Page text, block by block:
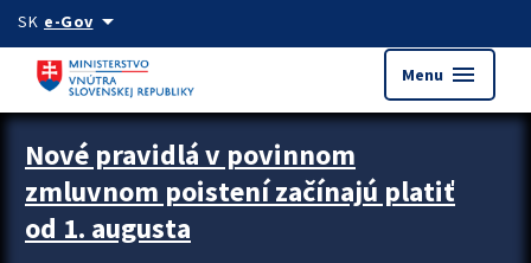
Preskocit na hlavný obsah
SK e-Govarrow_drop_down
Menu menu
Zastavit automatický posun upútavok
Nové pravidlá v povinnom
zmluvnom poistení začínajú platiť
od 1. augusta